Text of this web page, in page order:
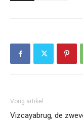
Vorig artikel
Vizcayabrug, de